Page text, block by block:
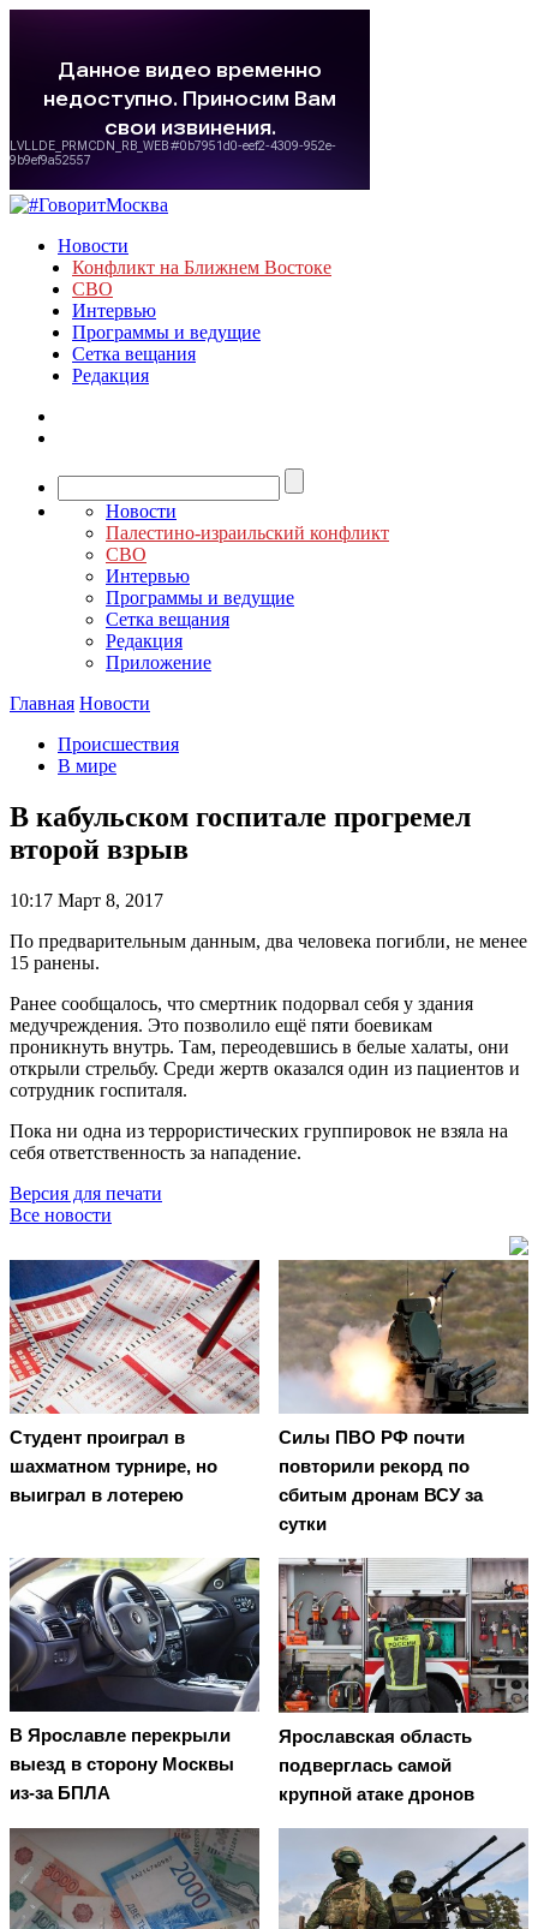
Новости
Конфликт на Ближнем Востоке
СВО
Интервью
Программы и ведущие
Сетка вещания
Редакция
Новости
Палестино-израильский конфликт
СВО
Интервью
Программы и ведущие
Сетка вещания
Редакция
Приложение
Главная Новости
Происшествия
В мире
В кабульском госпитале прогремел
второй взрыв
10:17 Март 8, 2017
По предварительным данным, два человека погибли, не менее
15 ранены.
Ранее сообщалось, что смертник подорвал себя у здания
медучреждения. Это позволило ещё пяти боевикам
проникнуть внутрь. Там, переодевшись в белые халаты, они
открыли стрельбу. Среди жертв оказался один из пациентов и
сотрудник госпиталя.
Пока ни одна из террористических группировок не взяла на
себя ответственность за нападение.
Версия для печати
Все новости
Студент проиграл в
шахматном турнире, но
выиграл в лотерею
Cилы ПВО РФ почти
повторили рекорд по
сбитым дронам ВСУ за
сутки
В Ярославле перекрыли
выезд в сторону Москвы
из-за БПЛА
Ярославская область
подверглась самой
крупной атаке дронов